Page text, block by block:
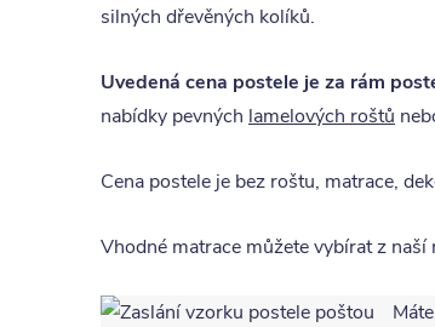
silných dřevěných kolíků.
Uvedená cena postele je za rám
nabídky pevných lamelových roštů
Cena postele je bez roštu, matrace,
Vhodné matrace můžete vybírat z naší